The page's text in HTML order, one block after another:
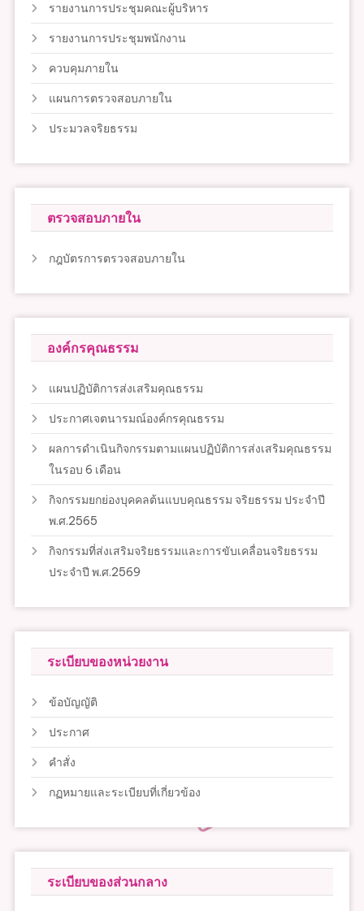
รายงานการประชุมคณะผู้บริหาร
รายงานการประชุมพนักงาน
ควบคุมภายใน
แผนการตรวจสอบภายใน
ประมวลจริยธรรม
ตรวจสอบภายใน
กฎบัตรการตรวจสอบภายใน
องค์กรคุณธรรม
แผนปฏิบัติการส่งเสริมคุณธรรม
ประกาศเจตนารมณ์องค์กรคุณธรรม
ผลการดำเนินกิจกรรมตามแผนปฏิบัติการส่งเสริมคุณธรรม
ในรอบ 6 เดือน
กิจกรรมยกย่องบุคคลต้นแบบคุณธรรม จริยธรรม ประจำปี
พ.ศ.2565
กิจกรรมที่ส่งเสริมจริยธรรมและการขับเคลื่อนจริยธรรม
ประจำปี พ.ศ.2569
ระเบียบของหน่วยงาน
ข้อบัญญัติ
ประกาศ
คำสั่ง
กฏหมายและระเบียบที่เกี่ยวข้อง
ระเบียบของส่วนกลาง